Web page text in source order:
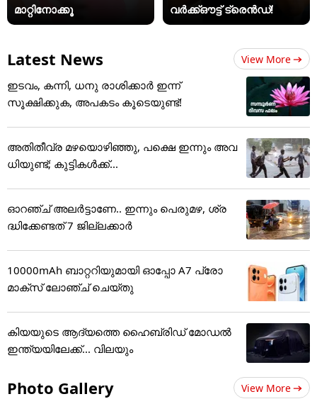
മാറ്റിനോക്കൂ
വർക്ക്ഔട്ട് ട്രെൻഡ്!
Latest News View More
ഇടവം, കന്നി, ധനു രാശിക്കാർ ഇന്ന്
സൂക്ഷിക്കുക, അ‌പകടം കൂടെയുണ്ട്!
അതിതീവ്ര മഴയൊഴിഞ്ഞു, പക്ഷെ ഇന്നും അവ
ധിയുണ്ട്; കുട്ടികള്‍ക്ക്...
ഓറഞ്ച് അലർട്ടാണേ.. ഇന്നും പെരുമഴ, ശ്ര
ദ്ധിക്കേണ്ടത് 7 ജില്ലക്കാർ
10000mAh ബാറ്ററിയുമായി ഓപ്പോ A7 പ്രോ
മാക്സ് ലോഞ്ച് ചെയ്തു
കിയയുടെ ആദ്യത്തെ ഹൈബ്രിഡ് മോഡൽ
ഇന്ത്യയിലേക്ക്... വിലയും
Photo Gallery View More